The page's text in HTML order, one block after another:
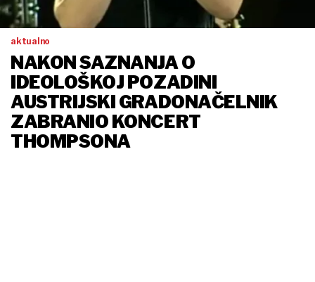
aktualno
NAKON SAZNANJA O
IDEOLOŠKOJ POZADINI
AUSTRIJSKI GRADONAČELNIK
ZABRANIO KONCERT
THOMPSONA